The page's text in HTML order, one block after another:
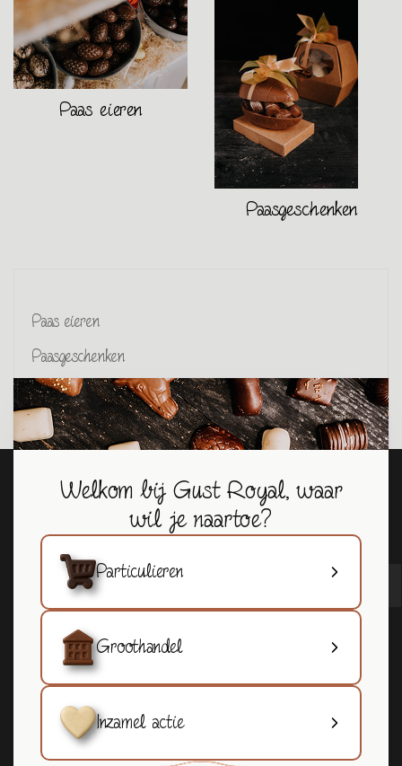
Paas eieren
Paasgeschenken
Paas eieren
Paasgeschenken
SCHRIJF JE IN OP ONZE NIEUWSBRIEF
Blijf op de hoogte van onze laatste nieuwtjes en promoties.
Welkom bij Gust Royal, waar
wil je naartoe?
Particulieren
Groothandel
Inzamel actie